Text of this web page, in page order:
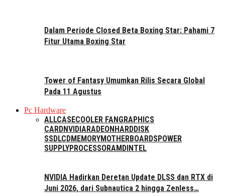
Dalam Periode Closed Beta Boxing Star: Pahami 7
Fitur Utama Boxing Star
Tower of Fantasy Umumkan Rilis Secara Global
Pada 11 Agustus
Pc Hardware
ALLCASECOOLER FAN GRAPHICS
CARDNVIDIARADEON HARDDISK
SSDLCDMEMORYMOTHERBOARDSPOWER
SUPPLYPROCESSORAMD INTEL
NVIDIA Hadirkan Deretan Update DLSS dan RTX di
Juni 2026, dari Subnautica 2 hingga Zenless…